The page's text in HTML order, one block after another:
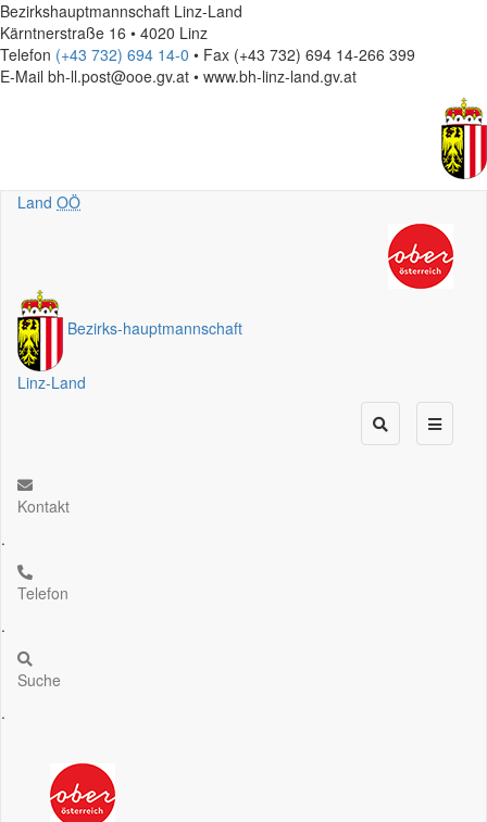
Bezirkshauptmannschaft Linz-Land
Kärntnerstraße 16 • 4020 Linz
Telefon (+43 732) 694 14-0 • Fax (+43 732) 694 14-266 399
E-Mail bh-ll.post@ooe.gv.at • www.bh-linz-land.gv.at
Land OÖ
Bezirks-hauptmannschaft
Linz-Land
Kontakt
.
Telefon
.
Suche
.